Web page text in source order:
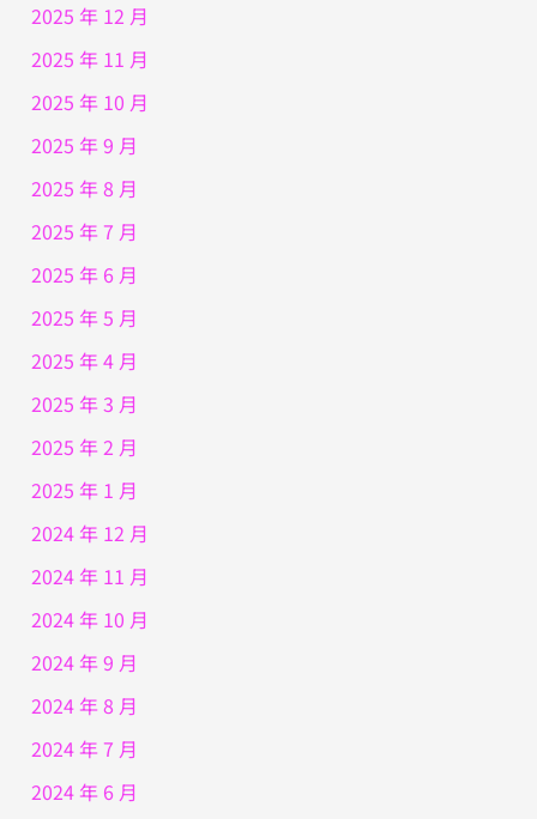
2025 年 12 月
2025 年 11 月
2025 年 10 月
2025 年 9 月
2025 年 8 月
2025 年 7 月
2025 年 6 月
2025 年 5 月
2025 年 4 月
2025 年 3 月
2025 年 2 月
2025 年 1 月
2024 年 12 月
2024 年 11 月
2024 年 10 月
2024 年 9 月
2024 年 8 月
2024 年 7 月
2024 年 6 月